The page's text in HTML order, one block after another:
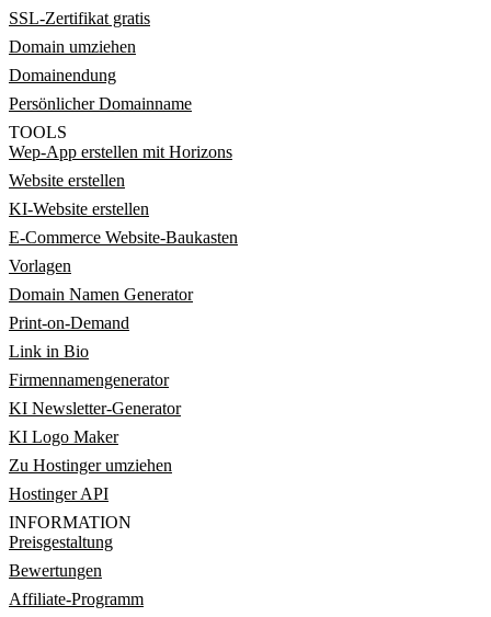
SSL-Zertifikat gratis
Domain umziehen
Domainendung
Persönlicher Domainname
TOOLS
Wep-App erstellen mit Horizons
Website erstellen
KI-Website erstellen
E-Commerce Website-Baukasten
Vorlagen
Domain Namen Generator
Print-on-Demand
Link in Bio
Firmennamengenerator
KI Newsletter-Generator
KI Logo Maker
Zu Hostinger umziehen
Hostinger API
INFORMATION
Preisgestaltung
Bewertungen
Affiliate-Programm